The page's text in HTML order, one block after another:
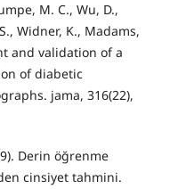
M. C., Wu, D.,
Widner, K., Madams,
and validation of a
of diabetic
jama, 316(22),
Derin öğrenme
cinsiyet tahmini.